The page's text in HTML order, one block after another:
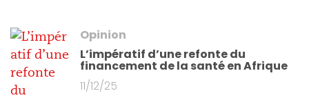
Opinion
L’impératif d’une refonte du
financement de la santé en Afrique
11/12/25